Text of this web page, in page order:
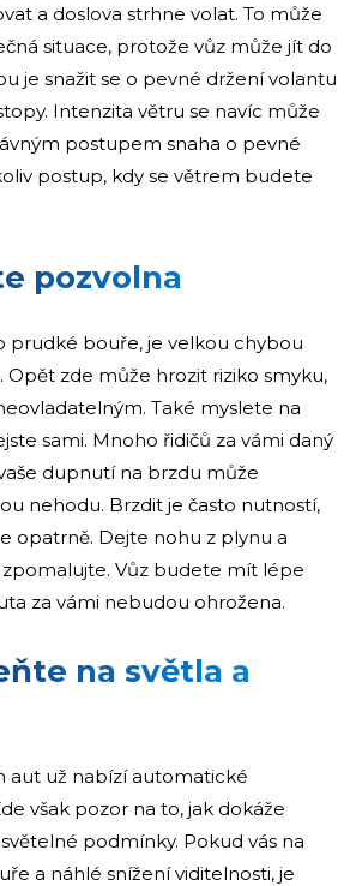
a doslova strhne volat. To může
situace, protože vůz může jít do
je snažit se o pevné držení volantu
Intenzita větru se navíc může
postupem snaha o pevné
postup, kdy se větrem budete
pozvolna
prudké bouře, je velkou chybou
zde může hrozit riziko smyku,
Také myslete na
sami. Mnoho řidičů za vámi daný
dupnutí na brzdu může
nehodu. Brzdit je často nutností,
opatrně. Dejte nohu z plynu a
Vůz budete mít lépe
za vámi nebudou ohrožena.
na světla a
aut už nabízí automatické
však pozor na to, jak dokáže
podmínky. Pokud vás na
a náhlé snížení viditelnosti, je